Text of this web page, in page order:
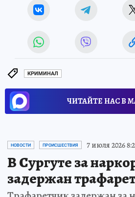
КРИМИНАЛ
ЧИТАЙТЕ НАС В
НОВОСТИ ПРОИСШЕСТВИЯ 7 июля 2026
В Сургуте за
задержан